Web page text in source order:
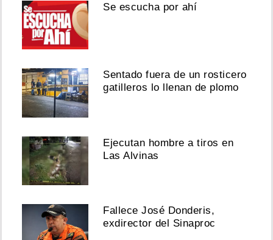
Se escucha por ahí
Sentado fuera de un rosticero
gatilleros lo llenan de plomo
Ejecutan hombre a tiros en
Las Alvinas
Fallece José Donderis,
exdirector del Sinaproc